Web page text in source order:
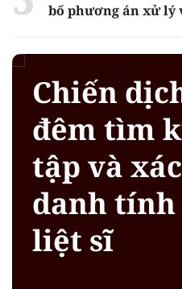
bố phương án xử lý
Chiến
đêm tìm
tập và
danh
liệt sĩ